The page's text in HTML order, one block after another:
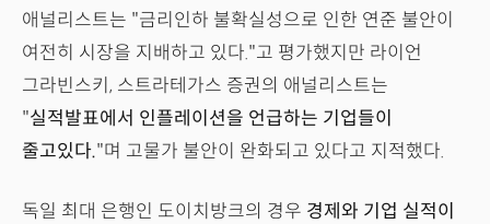
애널리스트는 "금리인하 불확실성으로 인한 연준 불안이
여전히 시장을 지배하고 있다."고 평가했지만 라이언
그라빈스키, 스트라테가스 증권의 애널리스트는
"실적발표에서 인플레이션을 언급하는 기업들이
줄고있다."며 고물가 불안이 완화되고 있다고 지적했다.
독일 최대 은행인 도이치방크의 경우 경제와 기업 실적이